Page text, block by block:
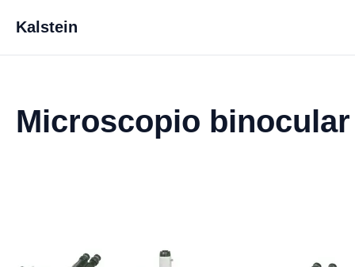
Kalstein
Microscopio binocular